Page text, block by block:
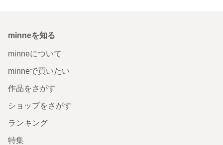
minneを知る
minneについて
minneで買いたい
作品をさがす
ショップをさがす
ランキング
特集